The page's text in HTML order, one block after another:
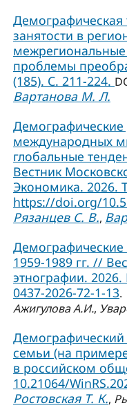
Демографическая
занятости в
проблемы
(185). С. 211-224.
Вартанова М. Л.
международных
глобальные
Вестник
Экономика. 2026.
https://doi.org/
Рязанцев С. В.,
1959-1989 гг. //
этнографии.
0437-2026-72-1-13.
Ажигулова А.И.,
семьи (на
в российском
10.21064/
Ростовская Т. К.,